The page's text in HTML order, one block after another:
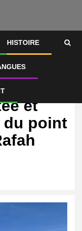
HISTOIRE
et
point